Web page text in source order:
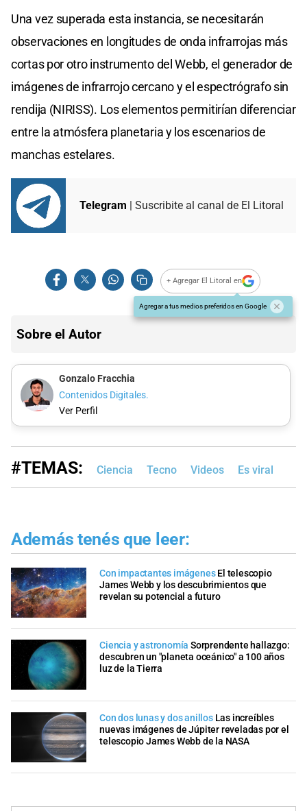
Una vez superada esta instancia, se necesitarán
observaciones en longitudes de onda infrarrojas más
cortas por otro instrumento del Webb, el generador de
imágenes de infrarrojo cercano y el espectrógrafo sin
rendija (NIRISS). Los elementos permitirían diferenciar
entre la atmósfera planetaria y los escenarios de
manchas estelares.
Telegram | Suscribite al canal de El Litoral
+ Agregar El Litoral en
Agregar a tus medios preferidos en Google
Sobre el Autor
Gonzalo Fracchia
Contenidos Digitales.
Ver Perfil
#TEMAS: Ciencia Tecno Videos Es viral
Además tenés que leer:
Con impactantes imágenes El telescopio
James Webb y los descubrimientos que
revelan su potencial a futuro
Ciencia y astronomía Sorprendente hallazgo:
descubren un "planeta oceánico" a 100 años
luz de la Tierra
Con dos lunas y dos anillos Las increíbles
nuevas imágenes de Júpiter reveladas por el
telescopio James Webb de la NASA